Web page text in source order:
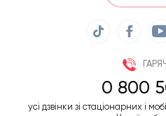
0 800
усі дзвінки зі стаціонарних і